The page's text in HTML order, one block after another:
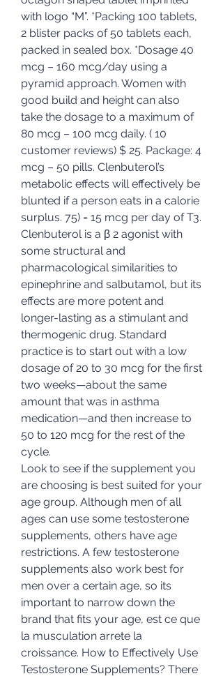
with logo “M”. *Packing 100 tablets,
2 blister packs of 50 tablets each,
packed in sealed box. *Dosage 40
mcg – 160 mcg/day using a
pyramid approach. Women with
good build and height can also
take the dosage to a maximum of
80 mcg – 100 mcg daily. ( 10
customer reviews) $ 25. Package: 4
mcg – 50 pills. Clenbuterol’s
metabolic effects will effectively be
blunted if a person eats in a calorie
surplus. 75) = 15 mcg per day of T3.
Clenbuterol is a β 2 agonist with
some structural and
pharmacological similarities to
epinephrine and salbutamol, but its
effects are more potent and
longer-lasting as a stimulant and
thermogenic drug. Standard
practice is to start out with a low
dosage of 20 to 30 mcg for the first
two weeks—about the same
amount that was in asthma
medication—and then increase to
50 to 120 mcg for the rest of the
cycle.
Look to see if the supplement you
are choosing is best suited for your
age group. Although men of all
ages can use some testosterone
supplements, others have age
restrictions. A few testosterone
supplements also work best for
men over a certain age, so its
important to narrow down the
brand that fits your age, est ce que
la musculation arrete la
croissance. How to Effectively Use
Testosterone Supplements? There